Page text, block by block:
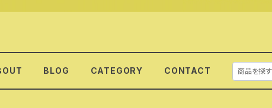
BLOG CATEGORY CONTACT